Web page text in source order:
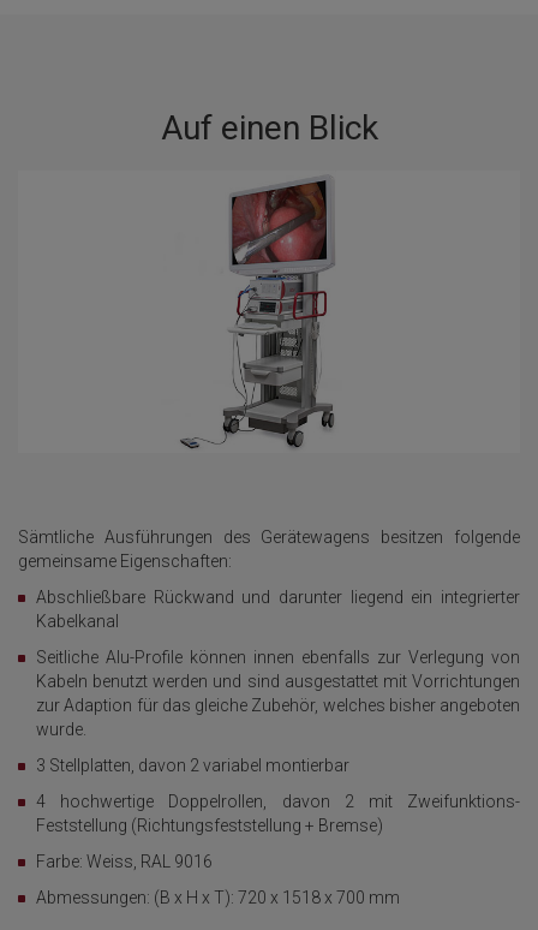
Auf einen Blick
Sämtliche Ausführungen des Gerätewagens besitzen folgende
gemeinsame Eigenschaften:
Abschließbare Rückwand und darunter liegend ein integrierter
Kabelkanal
Seitliche Alu-Profile können innen ebenfalls zur Verlegung von
Kabeln benutzt werden und sind ausgestattet mit Vorrichtungen
zur Adaption für das gleiche Zubehör, welches bisher angeboten
wurde.
3 Stellplatten, davon 2 variabel montierbar
4 hochwertige Doppelrollen, davon 2 mit Zweifunktions-
Feststellung (Richtungsfeststellung + Bremse)
Farbe: Weiss, RAL 9016
Abmessungen: (B x H x T): 720 x 1518 x 700 mm